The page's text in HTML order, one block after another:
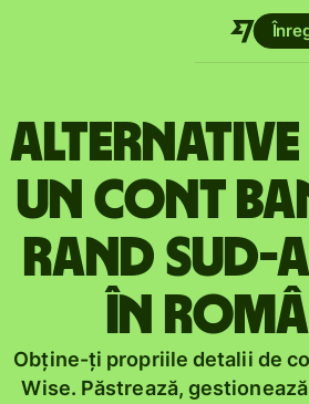
un cont
rand sud-
în
Obține-ți propriile detalii de
Wise. Păstrează,